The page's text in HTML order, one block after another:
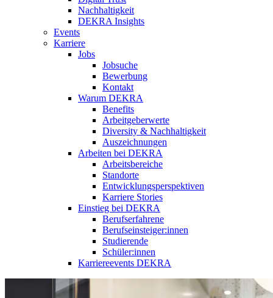
Nachhaltigkeit
DEKRA Insights
Events
Karriere
Jobs
Jobsuche
Bewerbung
Kontakt
Warum DEKRA
Benefits
Arbeitgeberwerte
Diversity & Nachhaltigkeit
Auszeichnungen
Arbeiten bei DEKRA
Arbeitsbereiche
Standorte
Entwicklungsperspektiven
Karriere Stories
Einstieg bei DEKRA
Berufserfahrene
Berufseinsteiger:innen
Studierende
Schüler:innen
Karriereevents DEKRA